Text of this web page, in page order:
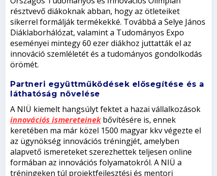
résztvevő diákoknak abban, hogy az ötleteiket
sikerrel formálják termékekké. Továbbá a Selye János
Diáklaborhálózat, valamint a Tudományos Expo
eseményei mintegy 60 ezer diákhoz juttatták el az
innováció szemléletét és a tudományos gondolkodás
örömét.
Partneri együttműködések elősegítése és a
láthatóság növelése
A NIÜ kiemelt hangsúlyt fektet a hazai vállalkozások
innovációs ismereteinekbővítésére is, ennek
keretében ma már közel 1500 magyar kkv végezte el
az ügynökség innovációs tréningjét, amelyben
alapvető ismereteket szerezhettek teljesen online
formában az innovációs folyamatokról. A NIÜ a
tréningeken túl projektfejlesztési és mentori